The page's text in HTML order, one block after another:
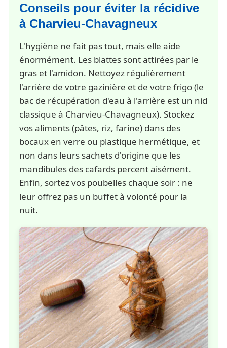
Conseils pour éviter la récidive
à Charvieu-Chavagneux
L'hygiène ne fait pas tout, mais elle aide
énormément. Les blattes sont attirées par le
gras et l'amidon. Nettoyez régulièrement
l'arrière de votre gazinière et de votre frigo (le
bac de récupération d'eau à l'arrière est un nid
classique à Charvieu-Chavagneux). Stockez
vos aliments (pâtes, riz, farine) dans des
bocaux en verre ou plastique hermétique, et
non dans leurs sachets d'origine que les
mandibules des cafards percent aisément.
Enfin, sortez vos poubelles chaque soir : ne
leur offrez pas un buffet à volonté pour la
nuit.